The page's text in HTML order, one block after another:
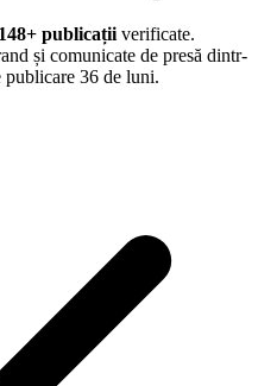
+ publicații verificate.
și comunicate de presă dintr-
publicare 36 de luni.